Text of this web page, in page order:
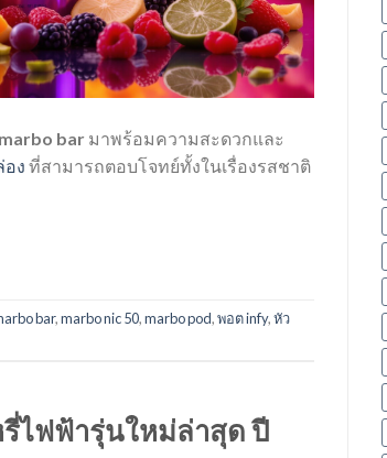
marbo bar มาพร้อมความสะดวกและ
อง ที่สามารถตอบโจทย์ทั้งในเรื่องรสชาติ
bar,marbo nic 50,marbo pod,พอต infy,หัว
รี่ไฟฟ้ารุ่นใหม่ล่าสุด ปี